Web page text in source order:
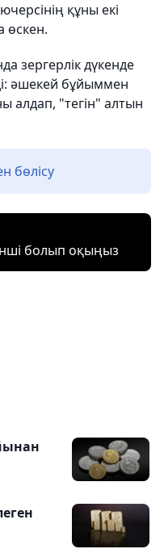
құны екі
өскен.
зергерлік дүкенде
әшекей бұйыммен
алдап, "тегін" алтын
бөлісу
болып оқыңыз